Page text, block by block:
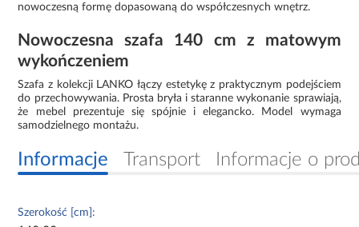
nowoczesną formę dopasowaną do współczesnych wnętrz.
Nowoczesna szafa 140 cm z matowym
wykończeniem
Szafa z kolekcji LANKO łączy estetykę z praktycznym podejściem
do przechowywania. Prosta bryła i staranne wykonanie sprawiają,
że mebel prezentuje się spójnie i elegancko. Model wymaga
samodzielnego montażu.
Informacje Transport Informacje o
Szerokość [cm]: